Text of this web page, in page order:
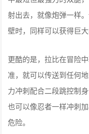
射出去，就像炮弹一样
壁时，同样可以获得巨大
更酷的是，拉比在冒险
准，就可以传送到任何
力冲刺配合二段跳控制
也可以像忍者一样冲刺
危险。